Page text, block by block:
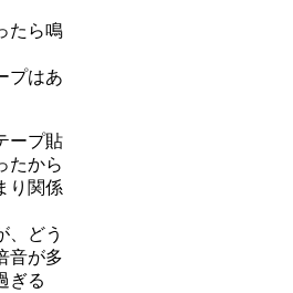
たら鳴
プはあ
ープ貼
たから
り関係
、どう
音が多
ぎる